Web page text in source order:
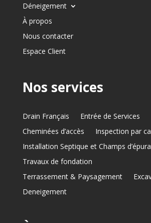
Déneigement
À propos
Nous contacter
Espace Client
Nos services
Drain Français
Entrée de Services
Cheminées d’accès
Inspection par
Installation Septique et Champs
Travaux de fondation
Terrassement & Paysagement
Deneigement